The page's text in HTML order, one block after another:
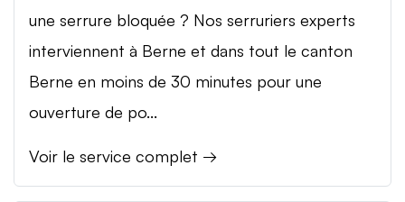
une serrure bloquée ? Nos serruriers experts
interviennent à Berne et dans tout le canton
Berne en moins de 30 minutes pour une
ouverture de po...
Voir le service complet →